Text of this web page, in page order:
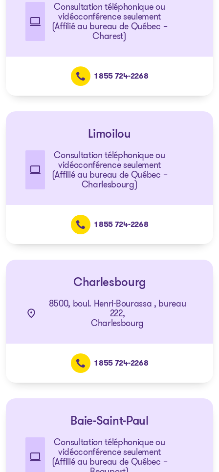
Consultation téléphonique ou
vidéoconférence seulement
(Affilié au bureau de Québec –
Charest)
1 855 724-2268
Limoilou
Consultation téléphonique ou
vidéoconférence seulement
(Affilié au bureau de Québec –
Charlesbourg)
1 855 724-2268
Charlesbourg
8500, boul. Henri-Bourassa , bureau
222,
Charlesbourg
1 855 724-2268
Baie-Saint-Paul
Consultation téléphonique ou
vidéoconférence seulement
(Affilié au bureau de Québec –